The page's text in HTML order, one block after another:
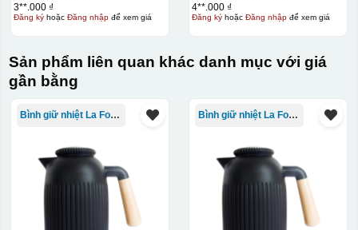
3**.000 ₫
Đăng kýhoặc Đăng nhậpđể xem giá
4**.000 ₫
Đăng kýhoặc Đăng nhậpđể xem giá
Sản phẩm liên quan khác danh mục với giá
gần bằng
Bình giữ nhiệt La Fonte Bình giữ nhiệt La Fonte